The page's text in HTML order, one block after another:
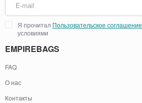
Я прочитал Пользовательское соглашение
условиями
EMPIREBAGS
FAQ
О нас
Контакты